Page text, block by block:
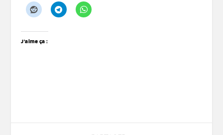
J’aime ça :